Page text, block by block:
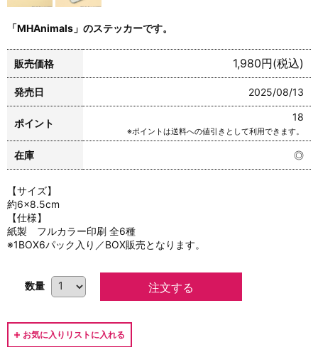
「MHAnimals」のステッカーです。
販売価格 1,980円(税込)
発売日 2025/08/13
ポイント
18
※ポイントは送料への値引きとして利用できます。
在庫 ◎
【サイズ】
約6×8.5cm
【仕様】
紙製 フルカラー印刷 全6種
※1BOX6パック入り／BOX販売となります。
数量